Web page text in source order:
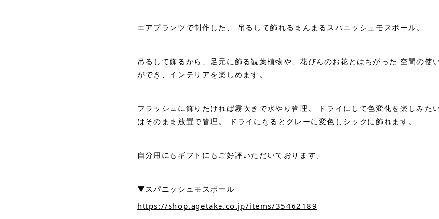
エアプランツで制作した、 吊るして飾れるまんまるスパニッシュモスボール。
吊るして飾るから、足元に飾る観葉植物や、花びんのお花とはちがった 空間の使
ができ、インテリアを楽しめます。
フラッシュに飾りたければ霧吹きで水やり管理、 ドライにして色変化を楽しみた
はそのまま放置で管理。 ドライになるとグレーに変色しシックに飾れます。
自分用にもギフトにもご好評いただいております。
▼スパニッシュモスボール
https://shop.agetake.co.jp/items/35462189